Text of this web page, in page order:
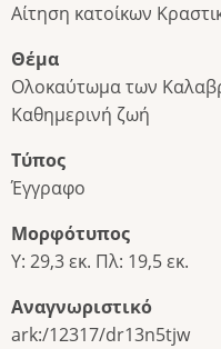
Αίτηση κατοίκων
Θέμα
Ολοκαύτωμα των
Καθημερινή ζωή
Τύπος
Έγγραφο
Μορφότυπος
Υ: 29,3 εκ. Πλ: 19,5 εκ.
Αναγνωριστικό
ark:/12317/dr13n5tjw